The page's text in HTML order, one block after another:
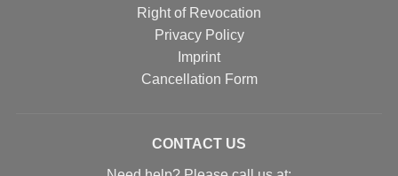
Right of Revocation
Privacy Policy
Imprint
Cancellation Form
CONTACT US